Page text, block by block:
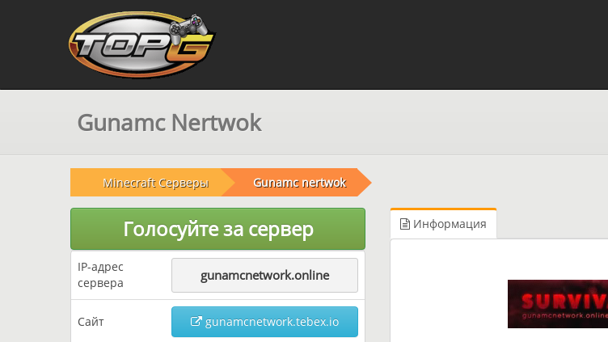
Gunamc Nertwok
Minecraft Серверы Gunamc nertwok
Голосуйте за сервер
IP-адрес
сервера
gunamcnetwork.online
Сайт gunamcnetwork.tebex.io
Информация